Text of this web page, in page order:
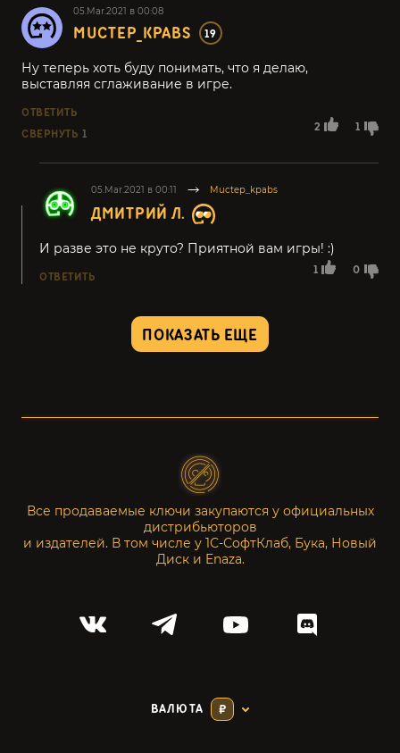
05.Mar.2021 в 00:08
MUCTEP_KPABS 19
2 1
Ну теперь хоть буду понимать, что я делаю,
выставляя сглаживание в игре.
ОТВЕТИТЬ
СВЕРНУТЬ 1
05.Mar.2021 в 00:11 Muctep_kpabs
ДМИТРИЙ Л.
1 0
И разве это не круто? Приятной вам игры! :)
ОТВЕТИТЬ
ПОКАЗАТЬ ЕЩЕ
Все продаваемые ключи закупаются у официальных
дистрибьюторов
и издателей. В том числе у 1С-СофтКлаб, Бука, Новый
Диск и Enaza.
ВАЛЮТА ₽